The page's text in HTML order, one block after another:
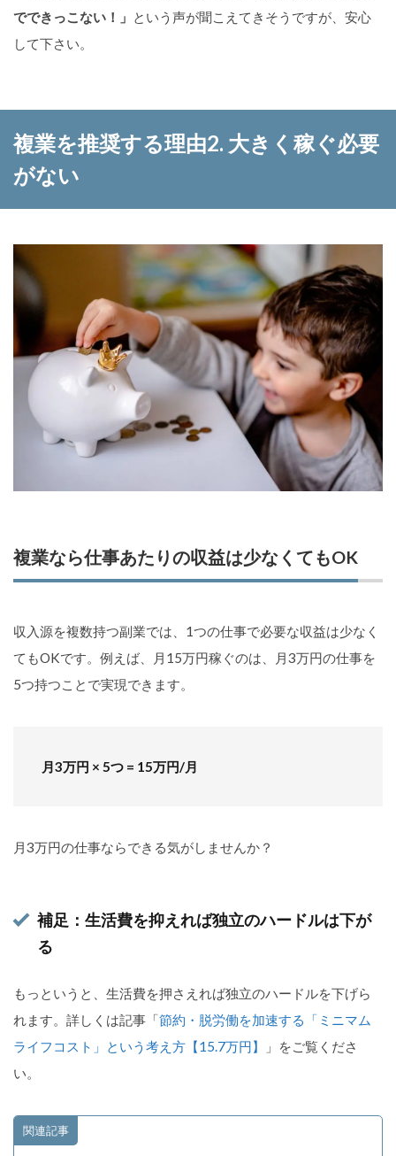
でできっこない！」 という声が聞こえてきそうですが、安心
して下さい。
複業を推奨する理由2. 大きく稼ぐ必要
がない
複業なら仕事あたりの収益は少なくてもOK
収入源を複数持つ副業では、1つの仕事で必要な収益は少なく
てもOKです。例えば、月15万円稼ぐのは、月3万円の仕事を
5つ持つことで実現できます。
月3万円 × 5つ = 15万円/月
月3万円の仕事ならできる気がしませんか？
補足：生活費を抑えれば独立のハードルは下が
る
もっというと、生活費を押さえれば独立のハードルを下げら
れます。詳しくは記事「節約・脱労働を加速する「ミニマム
ライフコスト」という考え方【15.7万円】
」をご覧くださ
い。
関連記事